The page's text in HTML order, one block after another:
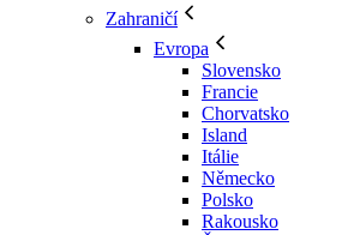
Zahraničí
Evropa
Slovensko
Francie
Chorvatsko
Island
Itálie
Německo
Polsko
Rakousko